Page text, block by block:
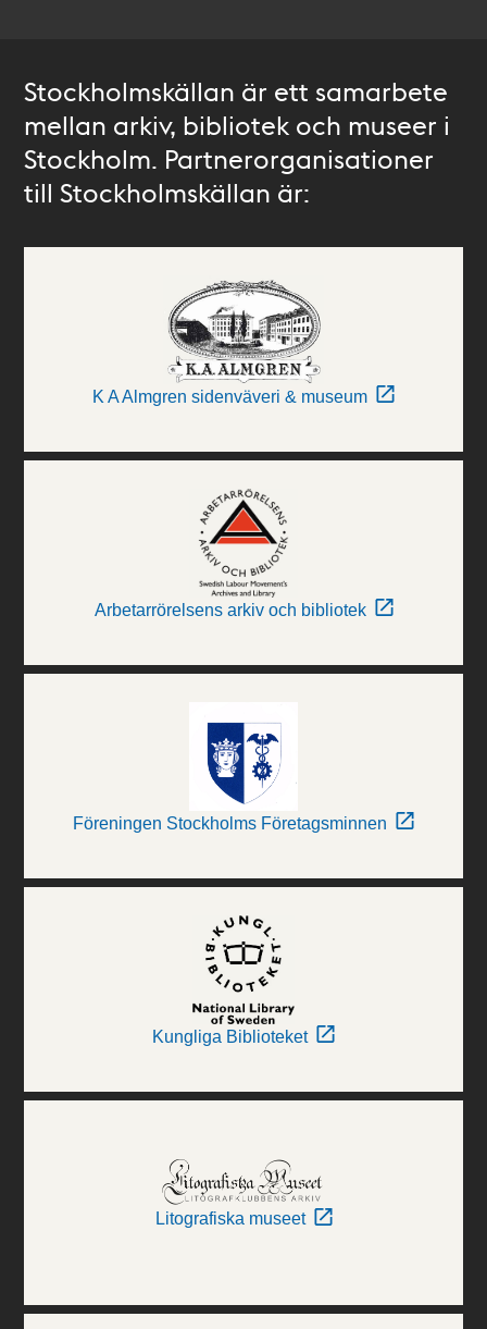
Stockholmskällan är ett samarbete
mellan arkiv, bibliotek och museer i
Stockholm. Partnerorganisationer
till Stockholmskällan är:
K A Almgren sidenväveri & museum
Arbetarrörelsens arkiv och bibliotek
Föreningen Stockholms Företagsminnen
Kungliga Biblioteket
Litografiska museet